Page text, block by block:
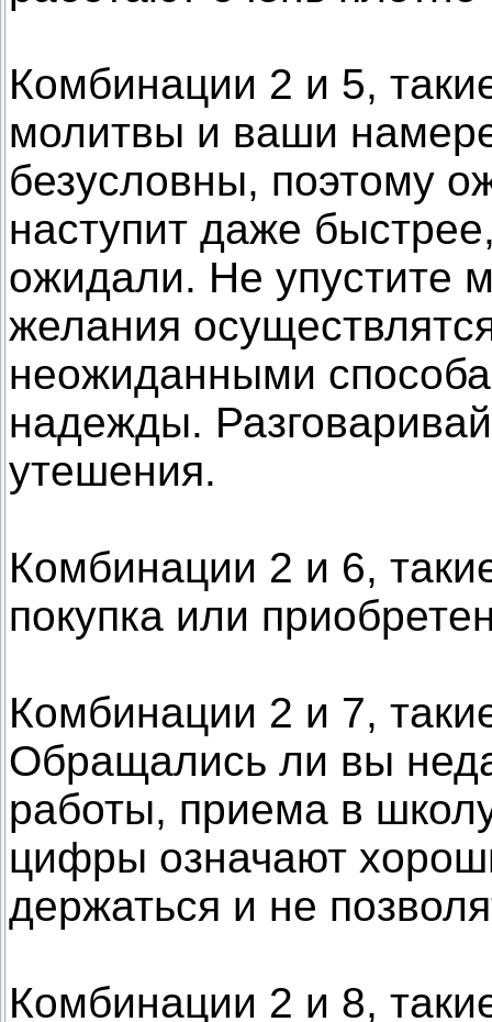
Комбинации 2 и 5,
молитвы и ваши
безусловны, поэтому
наступит даже
ожидали. Не упустите
желания
неожиданными
надежды.
утешения.
Комбинации 2 и 6,
покупка или
Комбинации 2 и 7,
Обращались ли вы
работы, приема в
цифры означают
держаться и не
Комбинации 2 и 8,